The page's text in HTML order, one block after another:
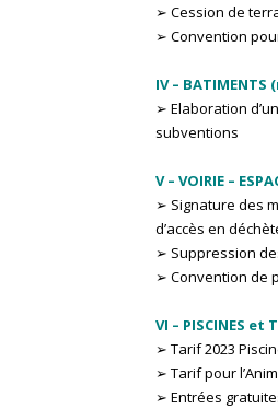
➢ Cession de
➢ Convention
IV –
➢ Elaboration
subventions
V – VOIRIE –
➢ Signature des
d’accès en
➢ Suppression
➢ Convention de
VI – PISCINES et
➢ Tarif 2023
➢ Tarif pour
➢ Entrées